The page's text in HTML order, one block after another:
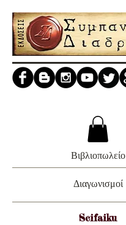
Βιβλιοπωλείο
Διαγωνισμοί
Scifaiku